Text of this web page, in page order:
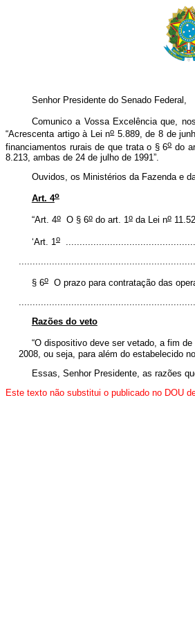
Senhor Presidente do Senado Federal,
Comunico a Vossa Excelência que,
“Acrescenta artigo à Lei no5.889, de 8 de
financiamentos rurais de que trata o § 6odo
8.213, ambas de 24 de julho de 1991”.
Ouvidos, os Ministérios da Fazenda e
Art. 4o
“Art. 4oO § 6odo art. 1oda Lei no
‘Art. 1o
§ 6oO prazo para contratação das
Razões do veto
“O dispositivo deve ser vetado, a fim
2008, ou seja, para além do estabelecido
Essas, Senhor Presidente, as razões
Este texto não substitui o publicado no DOU